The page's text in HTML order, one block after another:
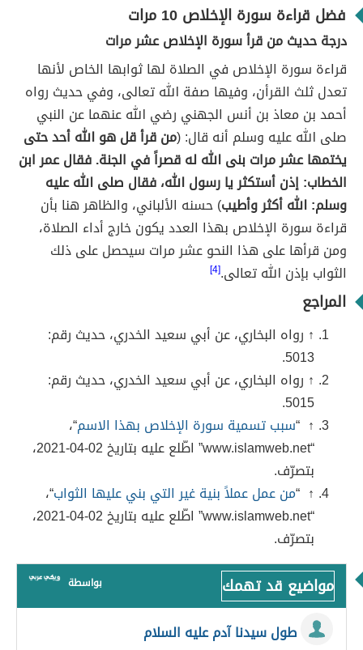
فضل قراءة سورة الإخلاص 10 مرات
درجة حديث من قرأ سورة الإخلاص عشر مرات
قراءة سورة الإخلاص في الصلاة لها ثوابها الخاص لأنها
تعدل ثلث القرأن، وفيها صفة الله تعالى، وفي حديث رواه
أحمد بن معاذ بن أنس الجهني رضي الله عنهما عن النبي
صلى الله عليه وسلم أنه قال: (من قرأ قل هو الله أحد حتى
يختمها عشر مرات بنى الله له قصراً في الجنة. فقال عمر ابن
الخطاب: إذن أستكثر يا رسول الله، فقال صلى الله عليه
وسلم: الله أكثر وأطيب) حسنه الألباني، والظاهر هنا بأن
قراءة سورة الإخلاص بهذا العدد يكون خارج أداء الصلاة،
ومن قرأها على هذا النحو عشر مرات سيحصل على ذلك
الثواب بإذن الله تعالى.[4]
المراجع
↑ رواه البخاري، عن أبي سعيد الخدري، حديث رقم:
5013.
↑ رواه البخاري، عن أبي سعيد الخدري، حديث رقم:
5015.
↑ “سبب تسمية سورة الإخلاص بهذا الاسم“،
“www.islamweb.net” اطّلع عليه بتاريخ 02-04-2021،
بتصرّف.
↑ “من عمل عملاً بنية غير التي بني عليها الثواب“،
“www.islamweb.net” اطّلع عليه بتاريخ 02-04-2021،
بتصرّف.
مواضيع قد تهمك بواسطة
طول سيدنا آدم عليه السلام